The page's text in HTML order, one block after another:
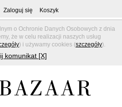
o Ochronie Danych Osobowych z dnia
że w celu realizacji naszych usług
) i używamy cookies (szczegóły).
komunikat [X]
Zaloguj się Koszyk